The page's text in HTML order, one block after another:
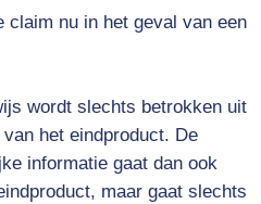
claim nu in het geval van een
wordt slechts betrokken uit
van het eindproduct. De
informatie gaat dan ook
maar gaat slechts